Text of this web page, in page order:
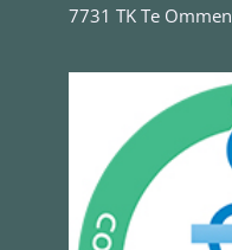
7731 TK Te Ommen